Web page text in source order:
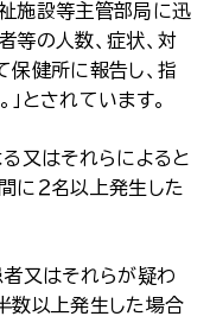
施設等主管部局に迅
等の人数、症状、対
保健所に報告し、指
とされています。
又はそれらによると
に２名以上発生した
又はそれらが疑わ
数以上発生した場合